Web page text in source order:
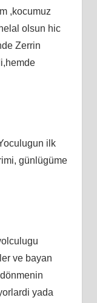
,kocumuz
olsun hic
Zerrin
ilk
günlügüme
ve bayan
yada